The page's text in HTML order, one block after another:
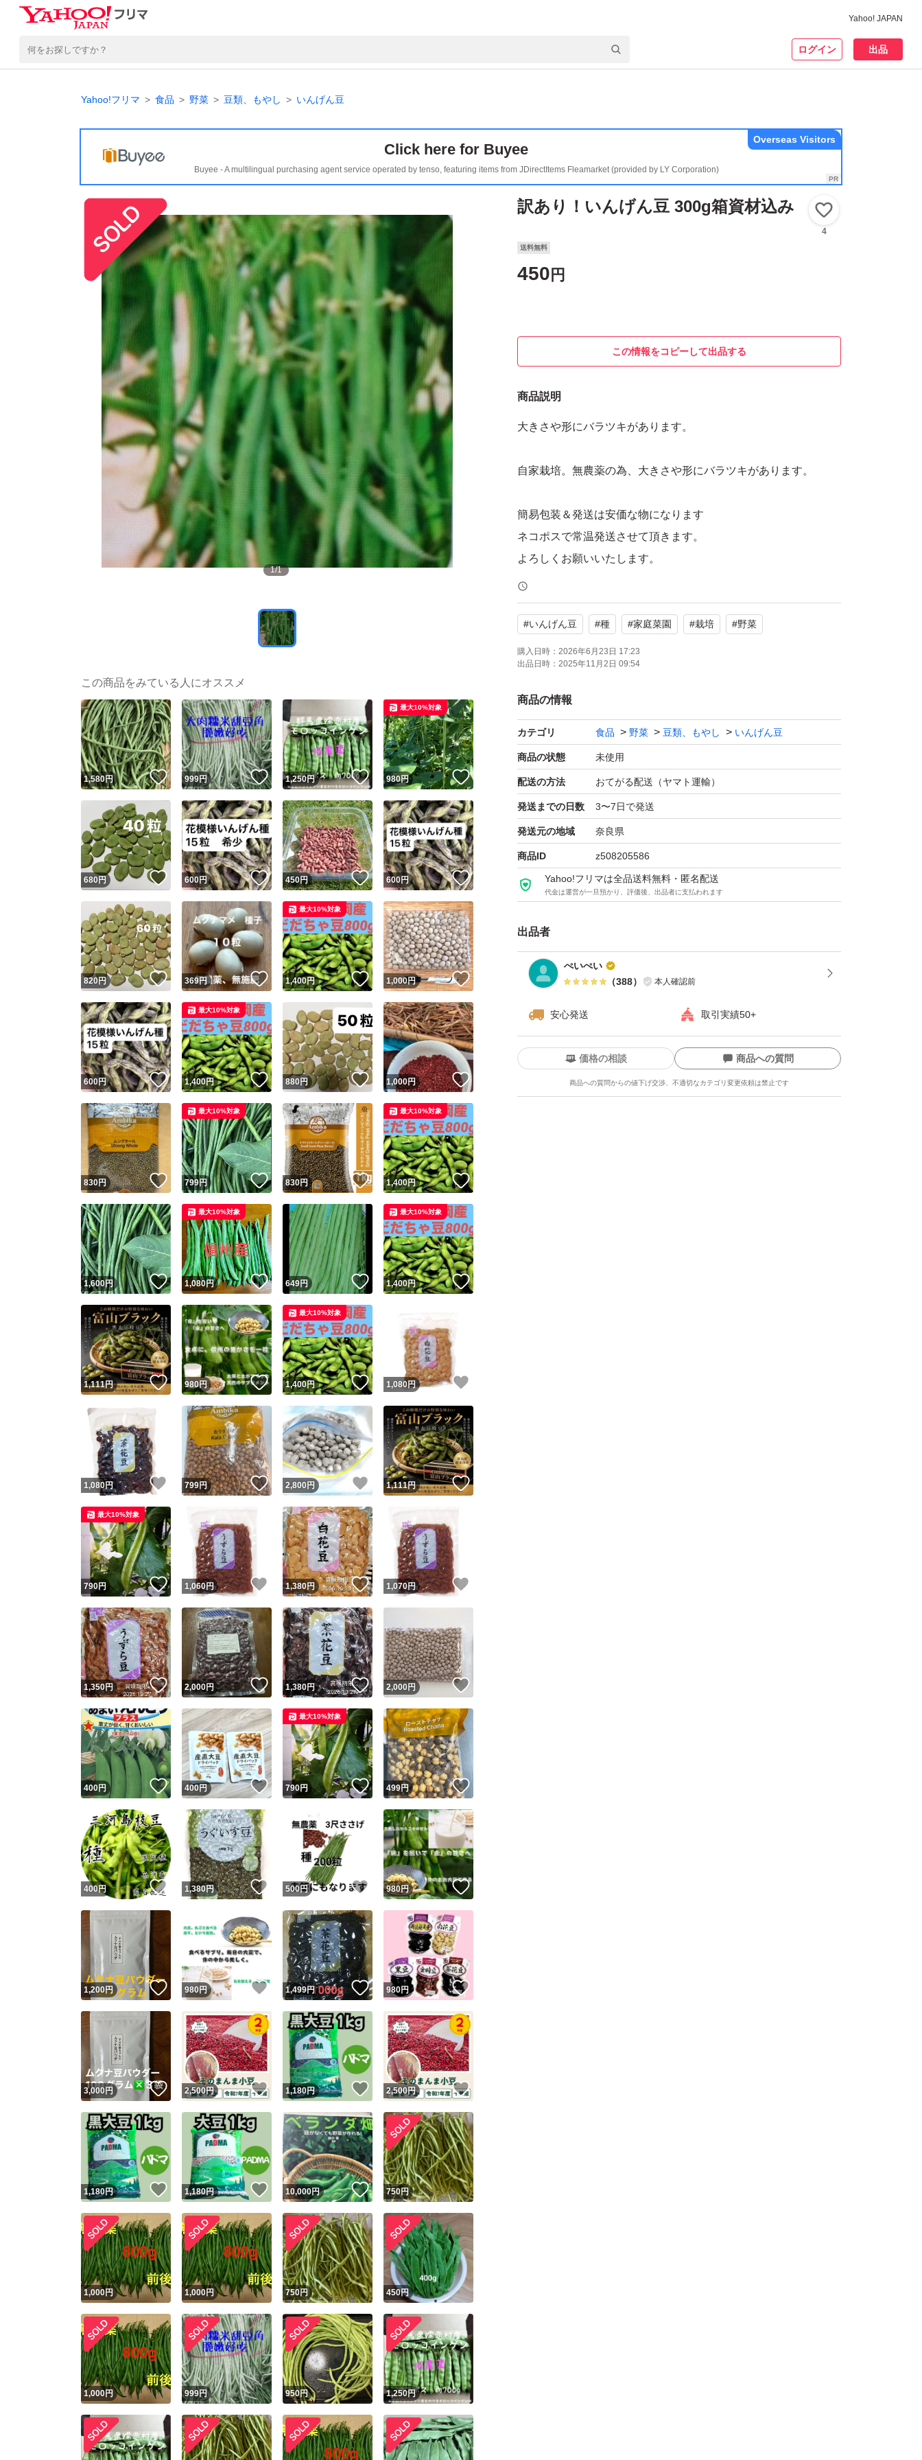
Yahoo! JAPAN
ログイン 出品
Yahoo!フリマ 食品 野菜 豆類、もやし いんげん豆
Click here for Buyee
Buyee - A multilingual purchasing agent service operated by tenso, featuring items from JDirectItems Fleamarket (provided by LY Corporation)
Overseas Visitors
1/1
訳あり！いんげん豆 300g箱資材込み
4
送料無料
450 円
この情報をコピーして出品する
商品説明
大きさや形にバラツキがあります。
自家栽培。無農薬の為、大きさや形にバラツキがあります。
簡易包装＆発送は安価な物になります
ネコポスで常温発送させて頂きます。
よろしくお願いいたします。
#いんげん豆 #種 #家庭菜園 #栽培 #野菜
購入日時： 2026年6月23日 17:23
出品日時： 2025年11月2日 09:54
商品の情報
カテゴリ 食品 野菜 豆類、もやし いんげん豆
商品の状態 未使用
配送の方法 おてがる配送（ヤマト運輸）
発送までの日数 3〜7日で発送
発送元の地域 奈良県
商品ID z508205586
Yahoo!フリマは全品送料無料・匿名配送
代金は運営が一旦預かり、評価後、出品者に支払われます
出品者
ぺいぺい
（388） 本人確認前
安心発送 取引実績50+
ユーザーの実績について
Yahoo!フリマが定めた一定の基準を満たしたユーザーにバッジを付与しています
安心取引出品者
安心取引出品者 Yahoo!フリマの基準をクリアした安心・安全なユーザーです
取引実績
取引実績◯+ このユーザーはYahoo!フリマの取引を完了させた実績があります
他フリマ実績◯+ このユーザーは他フリマサービスでの取引実績があります
スピード&安心発送
※このバッジは実績に基づく表示であり、発送を保証しているものではありません
スピード＆安心発送
このユーザーは高頻度で24時間以内＆設定した発送日数内に発送してい
ます
スピード発送 このユーザーは高頻度で24時間以内に発送しています
安心発送 このユーザーは設定した発送日数内に発送しています
価格の相談 商品への質問
商品への質問からの値下げ交渉、不適切なカテゴリ変更依頼は禁止です
この商品の情報をコピーします
商品画像の 無断転載は禁止されています
コピーは1商品につき1回 です
出品ページへ
この商品をみている人にオススメ
1,580円 いいね！
999円 いいね！
1,250円 いいね！
980円 いいね！
最大10%対象
680円 いいね！
600円 いいね！
450円 いいね！
600円 いいね！
820円 いいね！
369円 いいね！
1,400円 いいね！
最大10%対象
1,000円 いいね！
600円 いいね！
1,400円 いいね！
最大10%対象
880円 いいね！
1,000円 いいね！
830円 いいね！
799円 いいね！
最大10%対象
830円 いいね！
1,400円 いいね！
最大10%対象
1,600円 いいね！
1,080円 いいね！
最大10%対象
649円 いいね！
1,400円 いいね！
最大10%対象
1,111円 いいね！
980円 いいね！
1,400円 いいね！
最大10%対象
1,080円
1,080円 いいね！
799円 いいね！
2,800 円 いいね！
1,111円 いいね！
790円 いいね！
最大10%対象
1,060円 いいね！
1,380円 いいね！
1,070円
1,350円 いいね！
2,000円 いいね！
1,380円 いいね！
2,000円
400円 いいね！
400円 いいね！
790円 いいね！
最大10%対象
499円
400円 いいね！
1,380円 いいね！
500円 いいね！
980円 いいね！
1,200円 いいね！
980円 いいね！
1,499円 いいね！
980円
3,000円 いいね！
2,500円 いいね！
1,180円 いいね！
2,500円 いいね！
1,180円 いいね！
1,180円 いいね！
10,000円 いいね！
750円
1,000円 1,000円 750円 450円
1,000円 999円 950円 1,250円